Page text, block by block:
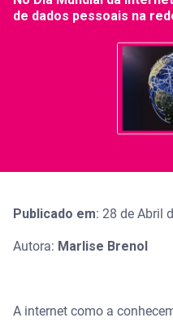
de dados pessoais na
Publicado em: 28 de Abril
Autora: Marlise Brenol
A internet como a